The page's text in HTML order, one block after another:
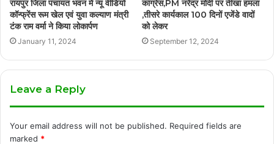
रायपुर जिला पंचायत भवन में न्यू वीडियो
कॉन्फ्रेंस रूम खेल एवं युवा कल्याण मंत्री
टंक राम वर्मा ने किया लोकार्पण
January 11, 2024
कांग्रेस,PM नरेंद्र मोदी पर तीखा हमला
,तीसरे कार्यकाल 100 दिनों एजेंडे वादों
को लेकर
September 12, 2024
Leave a Reply
Your email address will not be published. Required fields are
marked *